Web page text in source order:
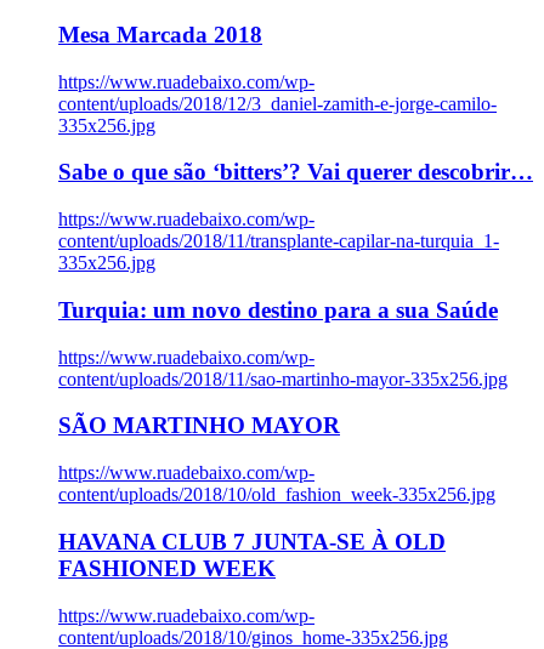
Mesa Marcada 2018
https://www.ruadebaixo.com/wp-
content/uploads/2018/12/3_daniel-zamith-e-jorge-camilo-
335x256.jpg
Sabe o que são ‘bitters’? Vai querer descobrir…
https://www.ruadebaixo.com/wp-
content/uploads/2018/11/transplante-capilar-na-turquia_1-
335x256.jpg
Turquia: um novo destino para a sua Saúde
https://www.ruadebaixo.com/wp-
content/uploads/2018/11/sao-martinho-mayor-335x256.jpg
SÃO MARTINHO MAYOR
https://www.ruadebaixo.com/wp-
content/uploads/2018/10/old_fashion_week-335x256.jpg
HAVANA CLUB 7 JUNTA-SE À OLD
FASHIONED WEEK
https://www.ruadebaixo.com/wp-
content/uploads/2018/10/ginos_home-335x256.jpg